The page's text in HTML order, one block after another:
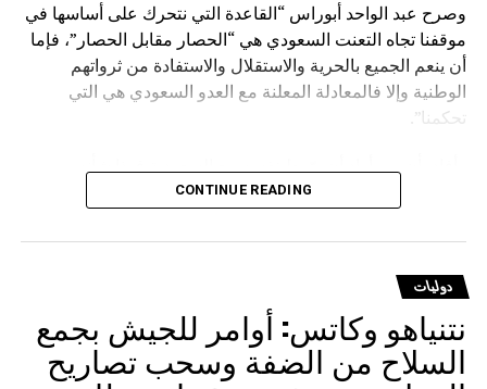
وصرح عبد الواحد أبوراس “القاعدة التي نتحرك على أساسها في
موقفنا تجاه التعنت السعودي هي “الحصار مقابل الحصار”، فإما
أن ينعم الجميع بالحرية والاستقلال والاستفادة من ثرواتهم
الوطنية وإلا فالمعادلة المعلنة مع العدو السعودي هي التي
تحكمنا”.
وسيدفع ثمنا باهظا نتيجة قراره الخاطئ، مؤكدا أنهم يتحركون
المشروعة للشعوب إلا قانون الغاب، مشيرا إلى أن على
السعودية أن تعي جيدا أن المخرج الوحيد لرفع الحصار عنها يتمثل
في رفع الحصار عن اليمن.
CONTINUE READING
دوليات
نتنياهو وكاتس: أوامر للجيش بجمع
السلاح من الضفة وسحب تصاريح